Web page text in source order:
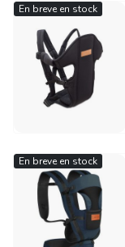
En breve en stock
En breve en stock